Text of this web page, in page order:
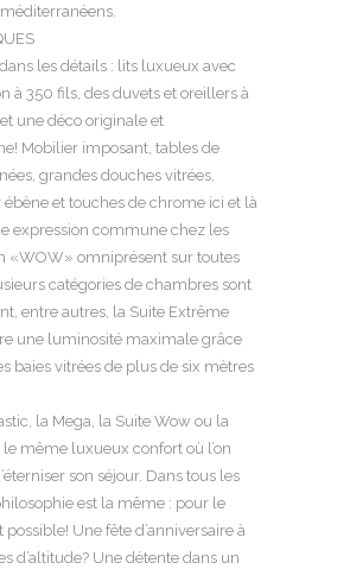
les détails : lits luxueux avec
à 350 fils, des duvets et oreillers à
une déco originale et
Mobilier imposant, tables de
grandes douches vitrées,
et touches de chrome ici et là
expression commune chez les
«WOW» omniprésent sur toutes
catégories de chambres sont
entre autres, la Suite Extrême
une luminosité maximale grâce
baies vitrées de plus de six mètres
la Mega, la Suite Wow ou la
même luxueux confort où l’on
son séjour. Dans tous les
est la même : pour le
possible! Une fête d’anniversaire à
d’altitude? Une détente dans un